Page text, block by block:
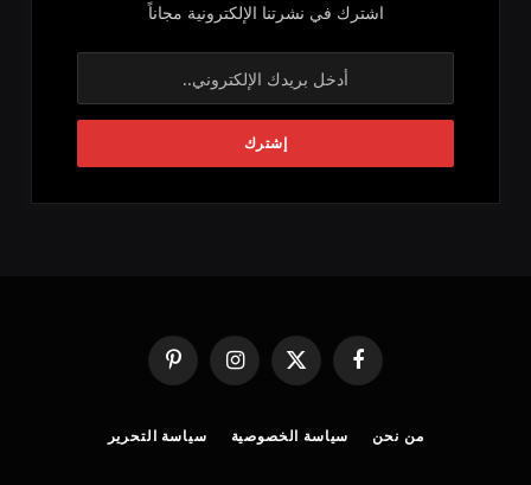
اشترك في نشرتنا الإلكترونية مجاناً
فيسبوك
X
(Twitter)
الانستغرامبينتيريست
من نحن سياسة الخصوصية سياسة التحرير